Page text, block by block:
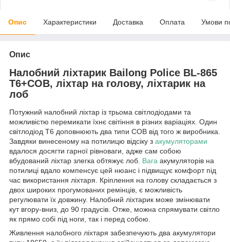
Опис Характеристики Доставка Оплата Умови
Опис
Налобний ліхтарик Bailong Police BL-865
T6+COB, ліхтар на голову, ліхтарик на
лоб
Потужний налобний ліхтар із трьома світлодіодами та
можливістю перемикати їхнє світіння в різних варіаціях. Один
світлодіод T6 доповнюють два типи COB від того ж виробника.
Завдяки винесеному на потилицю відсіку з акумуляторами
вдалося досягти гарної рівноваги, адже сам собою
вбудований ліхтар злегка обтяжує лоб. Вага акумуляторів на
потилиці вдало компенсує цей нюанс і підвищує комфорт під
час використання ліхтаря. Кріплення на голову складається з
двох широких прогумованих ремінців, є можливість
регулювати їх довжину. Налобний ліхтарик може змінювати
кут вгору-вниз, до 90 градусів. Отже, можна спрямувати світло
як прямо собі під ноги, так і перед собою.
Живлення налобного ліхтаря забезпечують два акумулятори